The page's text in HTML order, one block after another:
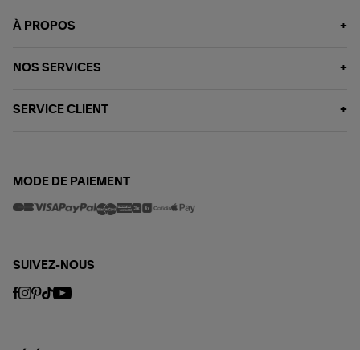
À PROPOS
NOS SERVICES
SERVICE CLIENT
MODE DE PAIEMENT
SUIVEZ-NOUS